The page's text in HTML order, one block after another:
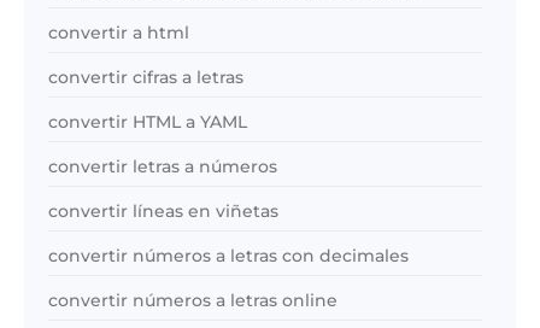
convertir a html
convertir cifras a letras
convertir HTML a YAML
convertir letras a números
convertir líneas en viñetas
convertir números a letras con decimales
convertir números a letras online